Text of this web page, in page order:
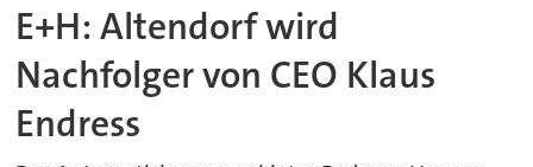
E+H: Altendorf wird
Nachfolger von CEO Klaus
Endress